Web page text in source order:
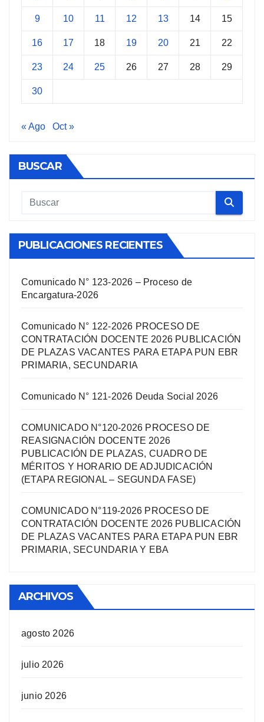
9 10 11 12 13 14 15
16 17 18 19 20 21 22
23 24 25 26 27 28 29
30
« Ago Oct »
BUSCAR
PUBLICACIONES RECIENTES
Comunicado N° 123-2026 – Proceso de
Encargatura-2026
Comunicado N° 122-2026 PROCESO DE
CONTRATACIÓN DOCENTE 2026 PUBLICACIÓN
DE PLAZAS VACANTES PARA ETAPA PUN EBR
PRIMARIA, SECUNDARIA
Comunicado N° 121-2026 Deuda Social 2026
COMUNICADO N°120-2026 PROCESO DE
REASIGNACIÓN DOCENTE 2026
PUBLICACIÓN DE PLAZAS, CUADRO DE
MÉRITOS Y HORARIO DE ADJUDICACIÓN
(ETAPA REGIONAL – SEGUNDA FASE)
COMUNICADO N°119-2026 PROCESO DE
CONTRATACIÓN DOCENTE 2026 PUBLICACIÓN
DE PLAZAS VACANTES PARA ETAPA PUN EBR
PRIMARIA, SECUNDARIA Y EBA
ARCHIVOS
agosto 2026
julio 2026
junio 2026